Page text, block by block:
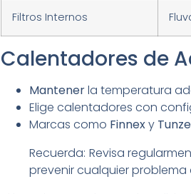
Filtros Internos
Calentadores de
Mantenerla temperatura
Elige calentadores con
Marcas como Finnexy Tunze
Recuerda: Revisa
prevenir cualquier